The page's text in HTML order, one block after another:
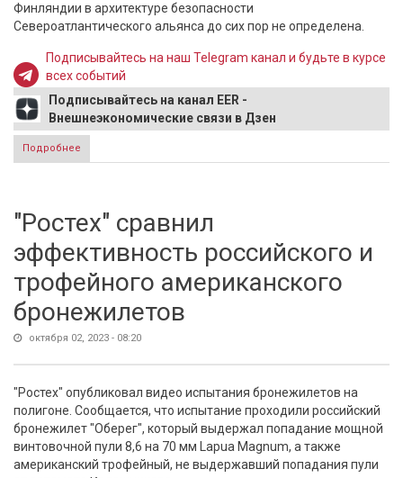
Финляндии в архитектуре безопасности
Североатлантического альянса до сих пор не определена.
Подписывайтесь на наш Telegram канал и будьте в курсе
всех событий
Подписывайтесь на канал EER -
Внешнеэкономические связи в Дзен
Подробнее
расходы
"Ростех" сравнил
эффективность российского и
трофейного американского
бронежилетов
октября 02, 2023 - 08:20
"Ростех" опубликовал видео испытания бронежилетов на
полигоне. Сообщается, что испытание проходили российский
бронежилет "Оберег", который выдержал попадание мощной
винтовочной пули 8,6 на 70 мм Lapua Magnum, а также
американский трофейный, не выдержавший попадания пули